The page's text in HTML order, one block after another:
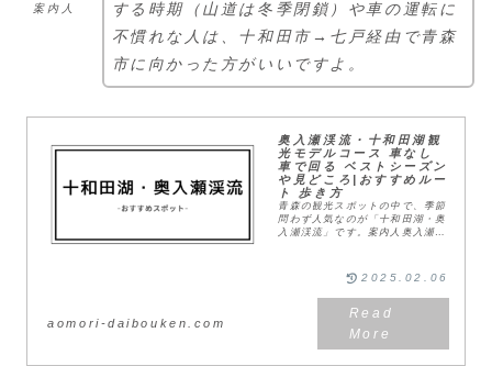
案内人
する時期（山道は冬季閉鎖）や車の運転に
不慣れな人は、十和田市→七戸経由で青森
市に向かった方がいいですよ。
奥入瀬渓流・十和田湖観
光モデルコース 車なし
車で回る ベストシーズン
や見どころ|おすすめルー
ト 歩き方
青森の観光スポットの中で、季節
問わず人気なのが「十和田湖・奥
入瀬渓流」です。案内人奥入瀬渓
ど、四季を通じて美しい景色が見
られるけど...時間...
aomori-daibouken.com
2025.02.06